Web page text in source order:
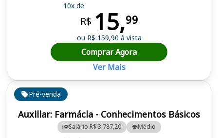
Pré-venda
Auxiliar: Farmácia - Conhecimentos Básicos
Salário R$ 3.787,20 Médio
10x de
R$ 15,99
ou R$ 159,90 à vista
Comprar Agora
Ver Mais